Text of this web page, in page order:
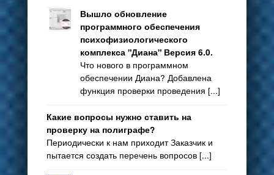
Вышло обновление
программного обеспечения
психофизиологического
комплекса "Диана" Версия 6.0.
Что нового в программном
обеспечении Диана? Добавлена
функция проверки проведения [...]
Какие вопросы нужно ставить на
проверку на полиграфе?
Периодически к нам приходит Заказчик и
пытается создать перечень вопросов [...]